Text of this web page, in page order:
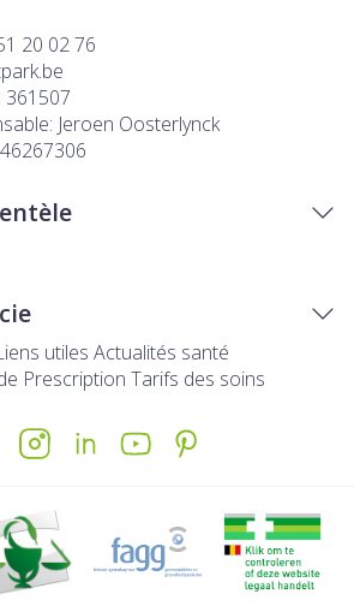
20 02 76
361507
Jeroen Oosterlynck
utiles Actualités santé
Prescription Tarifs des soins